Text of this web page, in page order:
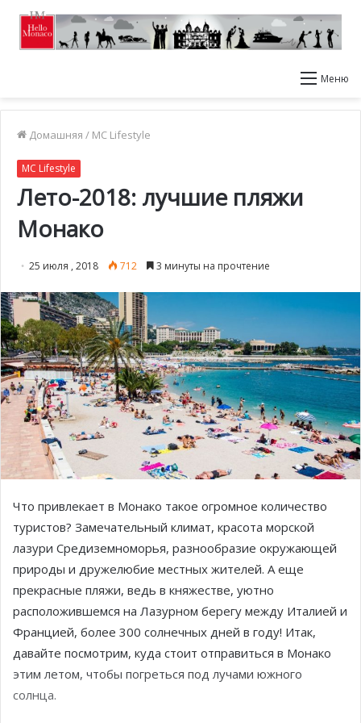
Меню
Домашняя / MC Lifestyle
MC Lifestyle
Лето-2018: лучшие пляжи
Монако
25 июля , 2018 712 3 минуты на прочтение
Что привлекает в Монако такое огромное количество
туристов? Замечательный климат, красота морской
лазури Средиземноморья, разнообразие окружающей
природы и дружелюбие местных жителей. А еще
прекрасные пляжи, ведь в княжестве, уютно
расположившемся на Лазурном берегу между Италией и
Францией, более 300 солнечных дней в году! Итак,
давайте посмотрим, куда стоит отправиться в Монако
этим летом, чтобы погреться под лучами южного
солнца.